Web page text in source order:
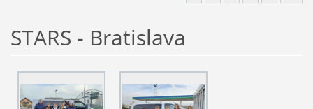
STARS - Bratislava